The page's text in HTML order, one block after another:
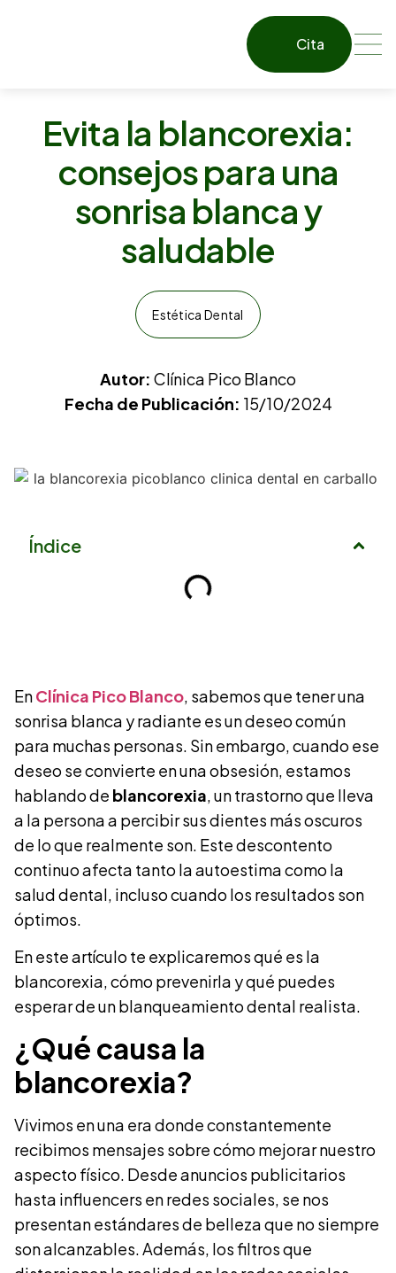
Cita
Evita la blancorexia:
consejos para una
sonrisa blanca y
saludable
Estética Dental
Autor: Clínica Pico Blanco
Fecha de Publicación: 15/10/2024
Índice
EnClínica Pico Blanco, sabemos que tener una
sonrisa blanca y radiante es un deseo común
para muchas personas. Sin embargo, cuando ese
deseo se convierte en una obsesión, estamos
hablando de blancorexia, un trastorno que lleva
a la persona a percibir sus dientes más oscuros
de lo que realmente son. Este descontento
continuo afecta tanto la autoestima como la
salud dental, incluso cuando los resultados son
óptimos.
En este artículo te explicaremos qué es la
blancorexia, cómo prevenirla y qué puedes
esperar de un blanqueamiento dental realista.
¿Qué causa la
blancorexia?
Vivimos en una era donde constantemente
recibimos mensajes sobre cómo mejorar nuestro
aspecto físico. Desde anuncios publicitarios
hasta influencers en redes sociales, se nos
presentan estándares de belleza que no siempre
son alcanzables. Además, los filtros que